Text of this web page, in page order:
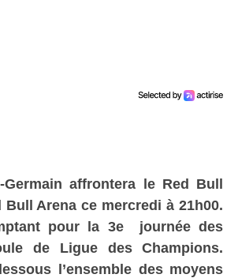
Germain affrontera le Red Bull
Bull Arena ce mercredi à 21h00.
pour la 3e journée des
de Ligue des Champions.
l’ensemble des moyens